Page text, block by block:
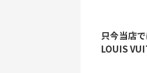
只今当店
LOUIS